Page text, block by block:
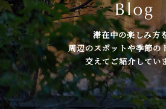
滞在中の楽しみ方
周辺のスポットや季節の
交えてご紹介してい